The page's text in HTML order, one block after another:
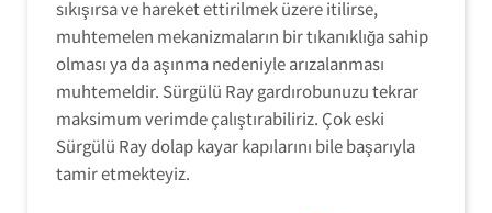
sıkışırsa ve hareket ettirilmek üzere itilirse,
muhtemelen mekanizmaların bir tıkanıklığa sahip
olması ya da aşınma nedeniyle arızalanması
muhtemeldir. Sürgülü Ray gardırobunuzu tekrar
maksimum verimde çalıştırabiliriz. Çok eski
Sürgülü Ray dolap kayar kapılarını bile başarıyla
tamir etmekteyiz.